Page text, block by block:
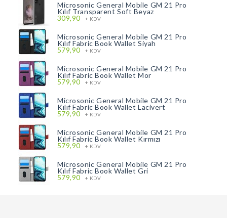
Microsonic General Mobile GM 21 Pro
Kılıf Transparent Soft Beyaz
309,90 + KDV
Microsonic General Mobile GM 21 Pro
Kılıf Fabric Book Wallet Siyah
579,90 + KDV
Microsonic General Mobile GM 21 Pro
Kılıf Fabric Book Wallet Mor
579,90 + KDV
Microsonic General Mobile GM 21 Pro
Kılıf Fabric Book Wallet Lacivert
579,90 + KDV
Microsonic General Mobile GM 21 Pro
Kılıf Fabric Book Wallet Kırmızı
579,90 + KDV
Microsonic General Mobile GM 21 Pro
Kılıf Fabric Book Wallet Gri
579,90 + KDV